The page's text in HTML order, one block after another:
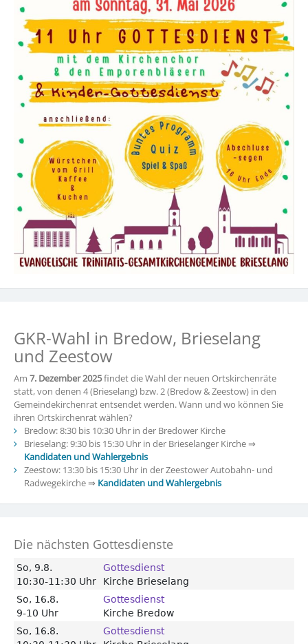
GKR-Wahl in Bredow, Brieselang
und Zeestow
Am 7. Dezember 2025findet die Wahl der neuen Ortskirchenräte
statt, von denen 4 (Brieselang) bzw. 2 (Bredow & Zeestow) in den
Gemeindekirchenrat entsendet werden. Wann und wo können Sie
ihren Ortskirchenrat wählen?
Bredow: 8:30 bis 10:30 Uhr in der Bredower Kirche
Brieselang: 9:30 bis 15:30 Uhr in der Brieselanger Kirche ⇒
Kandidaten und Wahlergebnis
Zeestow: 13:30 bis 15:30 Uhr in der Zeestower Autobahn- und
Radwegekirche ⇒ Kandidaten und Wahlergebnis
Die nächsten Gottesdienste